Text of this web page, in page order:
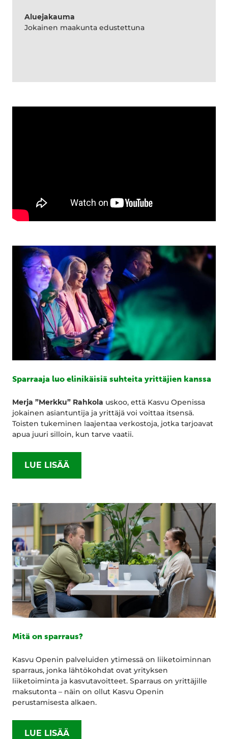
Aluejakauma
Jokainen maakunta edustettuna
Sparraaja luo elinikäisiä suhteita yrittäjien kanssa
Merja ”Merkku” Rahkola uskoo, että Kasvu Openissa
jokainen asiantuntija ja yrittäjä voi voittaa itsensä.
Toisten tukeminen laajentaa verkostoja, jotka tarjoavat
apua juuri silloin, kun tarve vaatii.
LUE LISÄÄ
Mitä on sparraus?
Kasvu Openin palveluiden ytimessä on liiketoiminnan
sparraus, jonka lähtökohdat ovat yrityksen
liiketoiminta ja kasvutavoitteet. Sparraus on yrittäjille
maksutonta – näin on ollut Kasvu Openin
perustamisesta alkaen.
LUE LISÄÄ